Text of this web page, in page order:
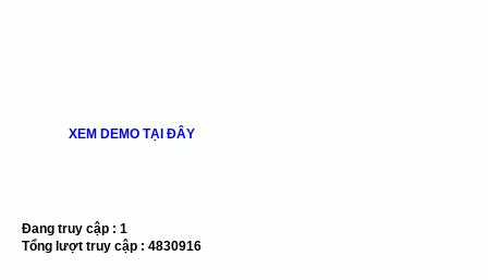
XEM DEMO TẠI ĐÂY
Đang truy cập : 1
Tổng lượt truy cập : 4830916